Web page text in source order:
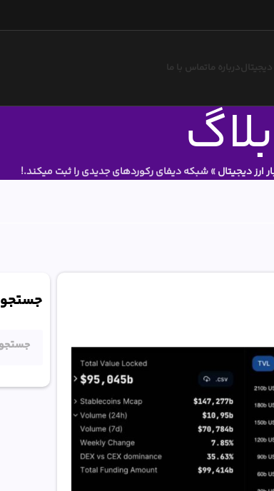
دیجیتالدرباره ماتماس با ما
ارز دیجیتال»شبکه دیفای رکوردهای جدیدی را ثبت میکند.!
جستجو